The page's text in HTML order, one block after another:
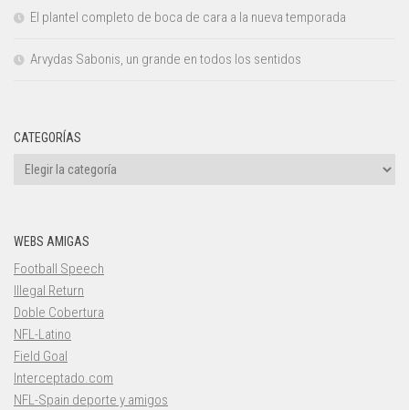
El plantel completo de boca de cara a la nueva temporada
Arvydas Sabonis, un grande en todos los sentidos
CATEGORÍAS
Categorías
WEBS AMIGAS
Football Speech
Illegal Return
Doble Cobertura
NFL-Latino
Field Goal
Interceptado.com
NFL-Spain deporte y amigos